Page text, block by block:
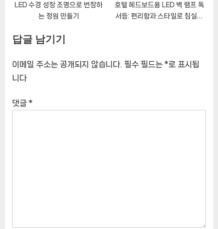
LED 수경 성장 조명으로 번창하
는 정원 만들기
호텔 헤드보드용 LED 벽 램프 독
서등: 편리함과 스타일로 침실을
답글 남기기
이메일 주소는 공개되지 않습니다. 필수 필드는 *로 표시됩
니다
댓글 *